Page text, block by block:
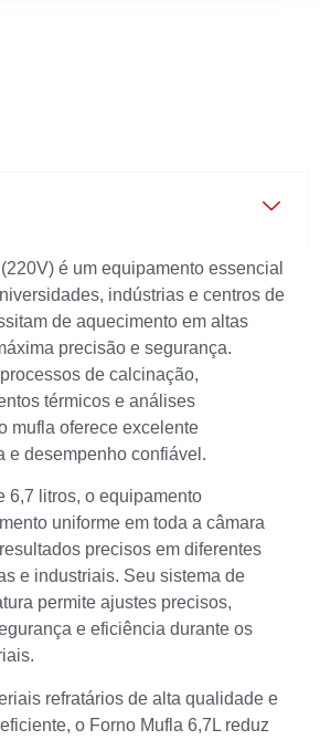
é um equipamento essencial
indústrias e centros de
de aquecimento em altas
precisão e segurança.
de calcinação,
térmicos e análises
mufla oferece excelente
e desempenho confiável.
6,7 litros, o equipamento
uniforme em toda a câmara
precisos em diferentes
e industriais. Seu sistema de
permite ajustes precisos,
e eficiência durante os
refratários de alta qualidade e
o Forno Mufla 6,7L reduz